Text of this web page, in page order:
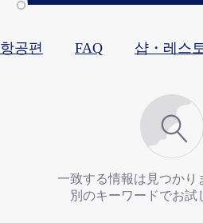
항공편 FAQ 샵・레스
一致する情報は見つかり
別のキーワードでお試